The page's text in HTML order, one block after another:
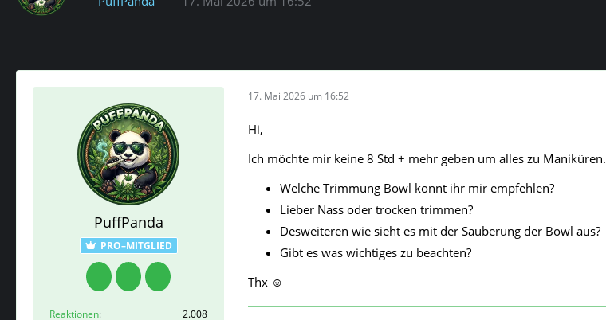
PuffPanda
PRO–MITGLIED
Reaktionen
2.008
17. Mai 2026 um 16:52
Hi,
Ich möchte mir keine 8 Std + mehr geben um alles zu Maniküren.
Welche Trimmung Bowl könnt ihr mir empfehlen?
Lieber Nass oder trocken trimmen?
Desweiteren wie sieht es mit der Säuberung der Bowl aus?
Gibt es was wichtiges zu beachten?
Thx ☺️